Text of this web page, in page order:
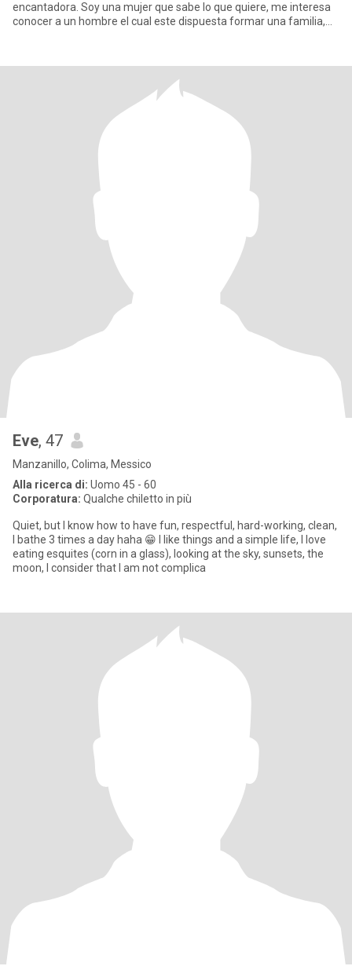
encantadora. Soy una mujer que sabe lo que quiere, me interesa
conocer a un hombre el cual este dispuesta formar una familia,
Eve, 47
Manzanillo, Colima, Messico
Alla ricerca di: Uomo 45 - 60
Corporatura: Qualche chiletto in più
Quiet, but I know how to have fun, respectful, hard-working, clean,
I bathe 3 times a day haha ​​😁 I like things and a simple life, I love
eating esquites (corn in a glass), looking at the sky, sunsets, the
moon, I consider that I am not complica